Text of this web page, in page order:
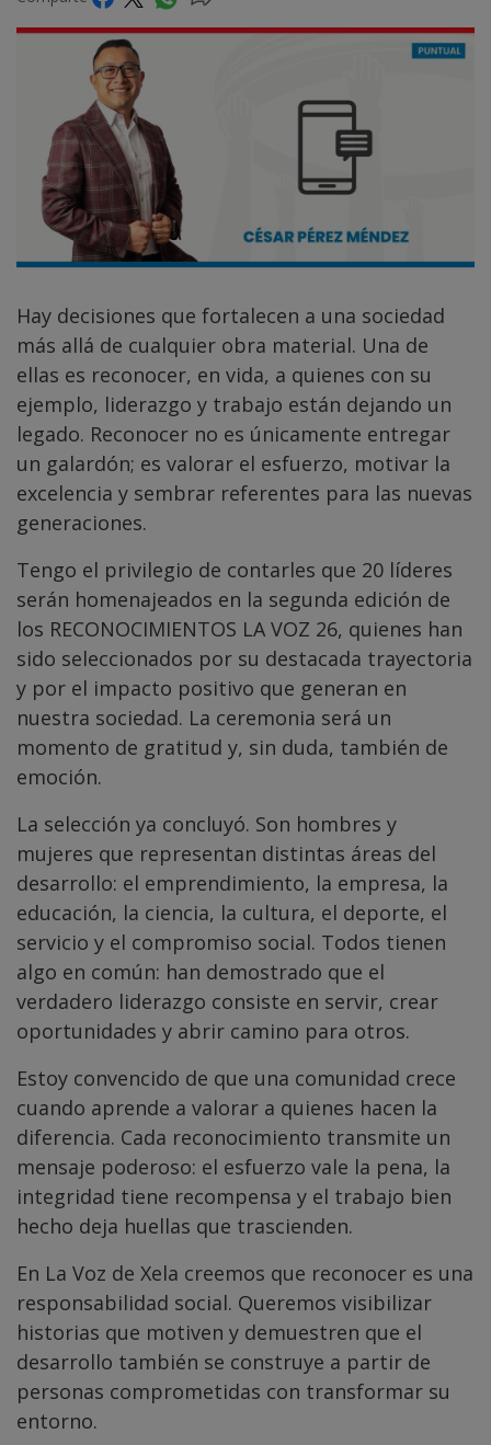
Hay decisiones que fortalecen a una sociedad
más allá de cualquier obra material. Una de
ellas es reconocer, en vida, a quienes con su
ejemplo, liderazgo y trabajo están dejando un
legado. Reconocer no es únicamente entregar
un galardón; es valorar el esfuerzo, motivar la
excelencia y sembrar referentes para las nuevas
generaciones.
Tengo el privilegio de contarles que 20 líderes
serán homenajeados en la segunda edición de
los RECONOCIMIENTOS LA VOZ 26, quienes han
sido seleccionados por su destacada trayectoria
y por el impacto positivo que generan en
nuestra sociedad. La ceremonia será un
momento de gratitud y, sin duda, también de
emoción.
La selección ya concluyó. Son hombres y
mujeres que representan distintas áreas del
desarrollo: el emprendimiento, la empresa, la
educación, la ciencia, la cultura, el deporte, el
servicio y el compromiso social. Todos tienen
algo en común: han demostrado que el
verdadero liderazgo consiste en servir, crear
oportunidades y abrir camino para otros.
Estoy convencido de que una comunidad crece
cuando aprende a valorar a quienes hacen la
diferencia. Cada reconocimiento transmite un
mensaje poderoso: el esfuerzo vale la pena, la
integridad tiene recompensa y el trabajo bien
hecho deja huellas que trascienden.
En La Voz de Xela creemos que reconocer es una
responsabilidad social. Queremos visibilizar
historias que motiven y demuestren que el
desarrollo también se construye a partir de
personas comprometidas con transformar su
entorno.